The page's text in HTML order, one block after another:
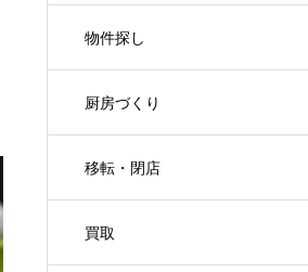
物件探し
厨房づくり
移転・閉店
買取